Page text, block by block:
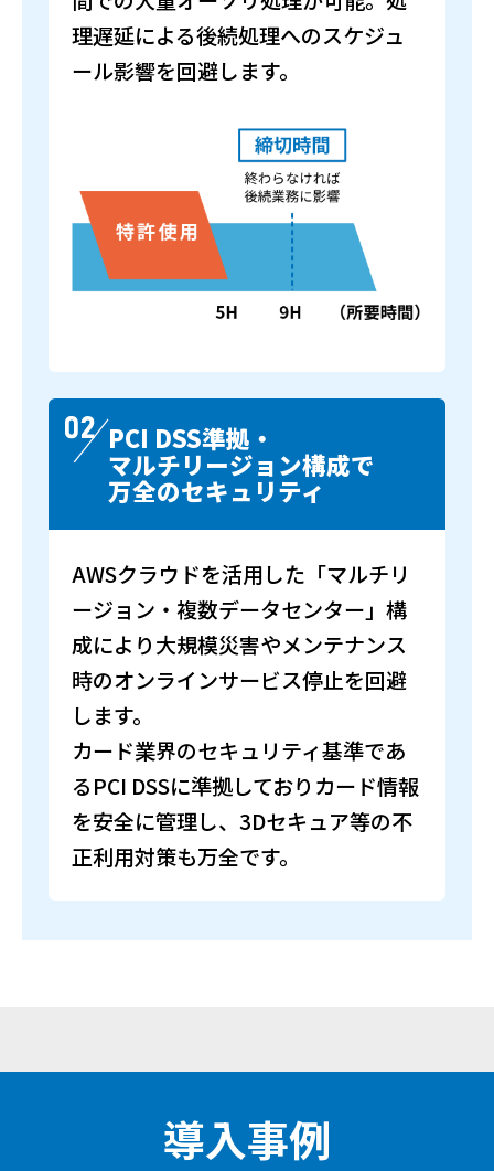
理遅延による後続処理へのスケジュ
ール影響を回避します。
PCI DSS準拠・
マルチリージョン構成で
万全のセキュリティ
AWSクラウドを活用した「マルチリ
ージョン・複数データセンター」構
成により大規模災害やメンテナンス
時のオンラインサービス停止を回避
します。
カード業界のセキュリティ基準であ
るPCI DSSに準拠しておりカード情報
を安全に管理し、3Dセキュア等の不
正利用対策も万全です。
導入事例